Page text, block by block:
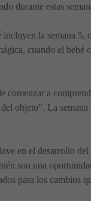
durante estas
la semana
cuando el
a
objeto". La semana
en el desarrollo
son una
para los